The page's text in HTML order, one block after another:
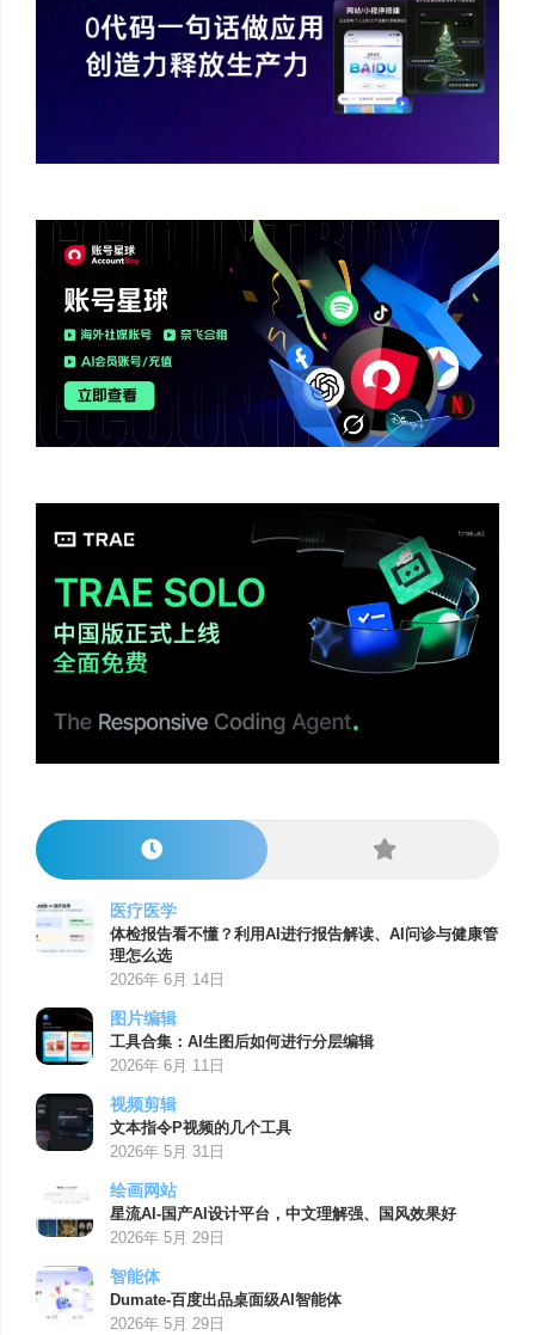
医疗医学
体检报告看不懂？利用AI进行报告解读、AI问诊与健康管
理怎么选
2026年 6月 14日
图片编辑
工具合集：AI生图后如何进行分层编辑
2026年 6月 11日
视频剪辑
文本指令P视频的几个工具
2026年 5月 31日
绘画网站
星流AI-国产AI设计平台，中文理解强、国风效果好
2026年 5月 29日
智能体
Dumate-百度出品桌面级AI智能体
2026年 5月 29日